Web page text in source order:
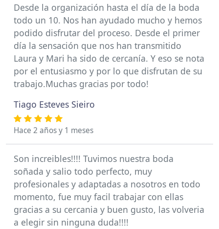
Desde la organización hasta el día de la boda
todo un 10. Nos han ayudado mucho y hemos
podido disfrutar del proceso. Desde el primer
día la sensación que nos han transmitido
Laura y Mari ha sido de cercanía. Y eso se nota
por el entusiasmo y por lo que disfrutan de su
trabajo.Muchas gracias por todo!
Tiago Esteves Sieiro
Hace 2 años y 1 meses
Son increibles!!!! Tuvimos nuestra boda
soñada y salio todo perfecto, muy
profesionales y adaptadas a nosotros en todo
momento, fue muy facil trabajar con ellas
gracias a su cercania y buen gusto, las volveria
a elegir sin ninguna duda!!!!